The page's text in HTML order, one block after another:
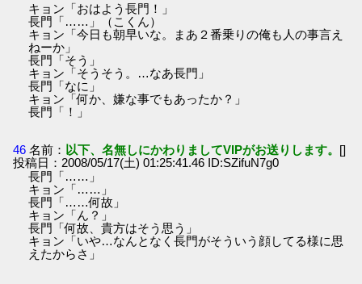
キョン「おはよう長門！」
長門「……」（こくん）
キョン「今日も朝早いな。まあ２番乗りの俺も人の事言え
ねーか」
長門「そう」
キョン「そうそう。…なあ長門」
長門「なに」
キョン「何か、嫌な事でもあったか？」
長門「！」
46 名前： 以下、名無しにかわりましてVIPがお送りします。 []
投稿日：2008/05/17(土) 01:25:41.46 ID:SZifuN7g0
長門「……」
キョン「……」
長門「……何故」
キョン「ん？」
長門「何故、貴方はそう思う」
キョン「いや…なんとなく長門がそういう顔してる様に思
えたからさ」